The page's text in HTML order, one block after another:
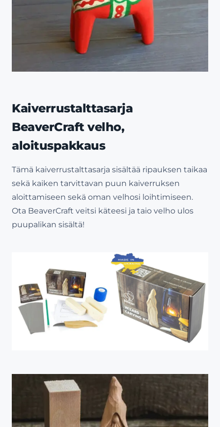
Kaiverrustalttasarja
BeaverCraft velho,
aloituspakkaus
Tämä kaiverrustalttasarja sisältää ripauksen taikaa
sekä kaiken tarvittavan puun kaiverruksen
aloittamiseen sekä oman velhosi loihtimiseen.
Ota BeaverCraft veitsi käteesi ja taio velho ulos
puupalikan sisältä!